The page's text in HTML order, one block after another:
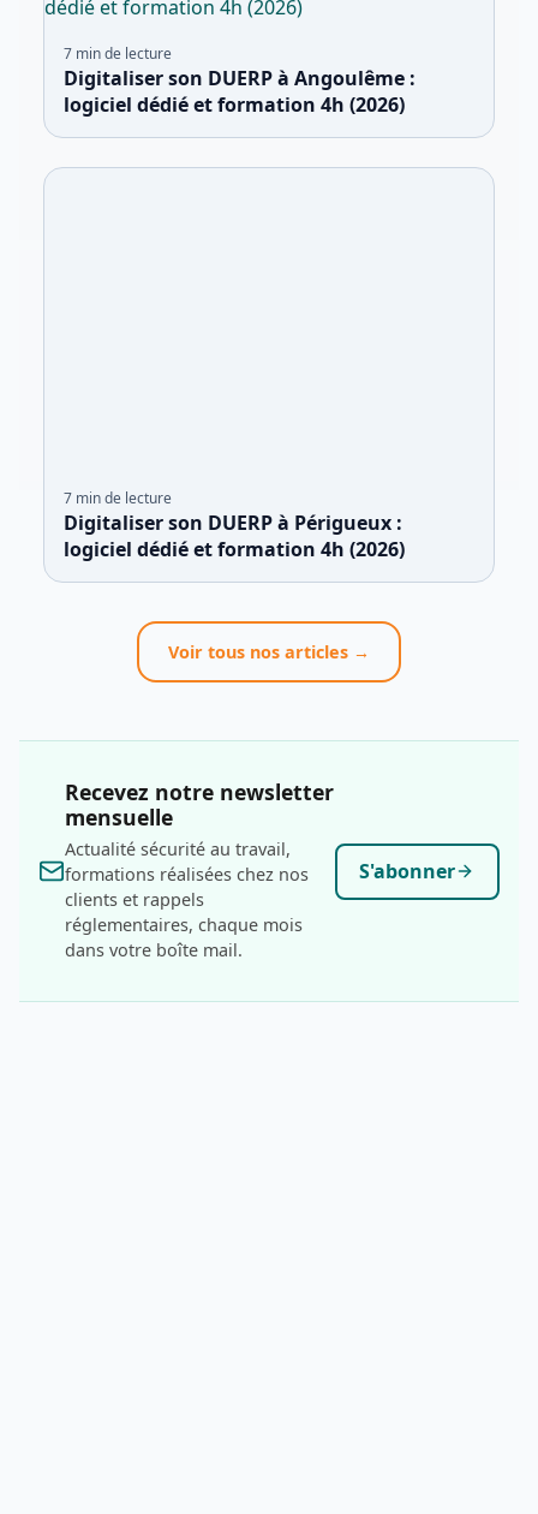
7 min de lecture
Digitaliser son DUERP à Angoulême :
logiciel dédié et formation 4h (2026)
7 min de lecture
Digitaliser son DUERP à Périgueux :
logiciel dédié et formation 4h (2026)
Voir tous nos articles →
Recevez notre newsletter
mensuelle
Actualité sécurité au travail,
formations réalisées chez nos
clients et rappels
réglementaires, chaque mois
dans votre boîte mail.
S'abonner